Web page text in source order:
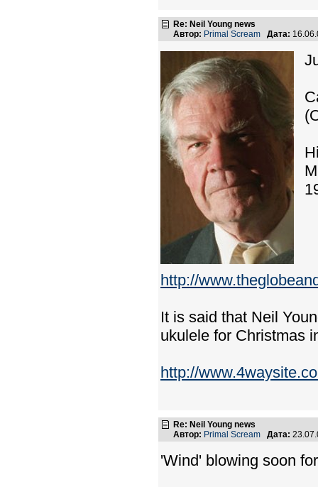
Re: Neil Young news
Автор: Primal Scream Дата:
http://
It is said that Neil
ukulele for Christmas
http://
Re: Neil Young news
Автор: Primal Scream Дата:
'Wind' blowing soon